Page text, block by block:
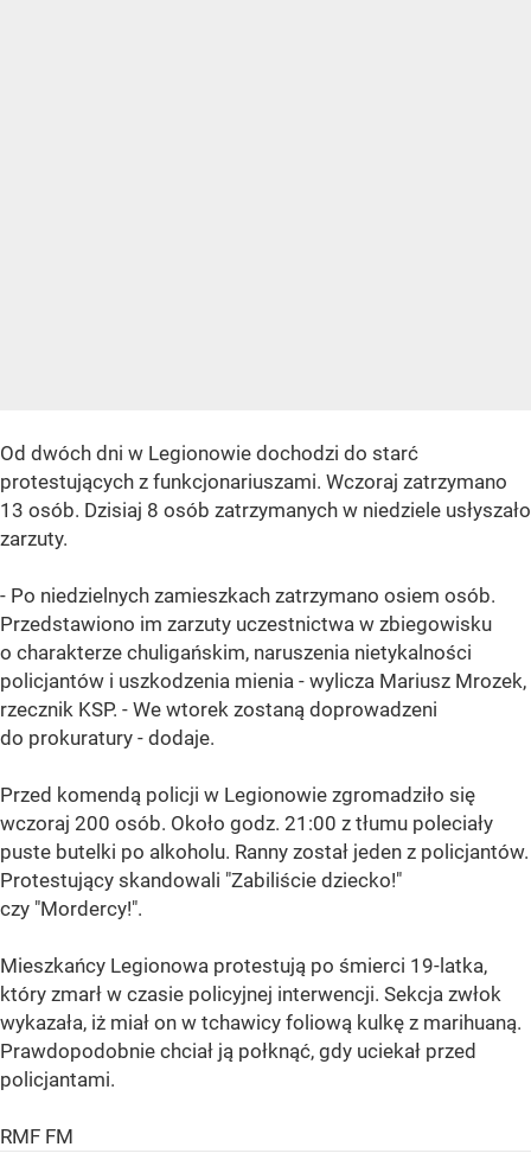
Od dwóch dni w Legionowie dochodzi do starć
protestujących z funkcjonariuszami. Wczoraj zatrzymano
13 osób. Dzisiaj 8 osób zatrzymanych w niedziele usłyszało
zarzuty.
- Po niedzielnych zamieszkach zatrzymano osiem osób.
Przedstawiono im zarzuty uczestnictwa w zbiegowisku
o charakterze chuligańskim, naruszenia nietykalności
policjantów i uszkodzenia mienia - wylicza Mariusz Mrozek,
rzecznik KSP. - We wtorek zostaną doprowadzeni
do prokuratury - dodaje.
Przed komendą policji w Legionowie zgromadziło się
wczoraj 200 osób. Około godz. 21:00 z tłumu poleciały
puste butelki po alkoholu. Ranny został jeden z policjantów.
Protestujący skandowali "Zabiliście dziecko!"
czy "Mordercy!".
Mieszkańcy Legionowa protestują po śmierci 19-latka,
który zmarł w czasie policyjnej interwencji. Sekcja zwłok
wykazała, iż miał on w tchawicy foliową kulkę z marihuaną.
Prawdopodobnie chciał ją połknąć, gdy uciekał przed
policjantami.
RMF FM